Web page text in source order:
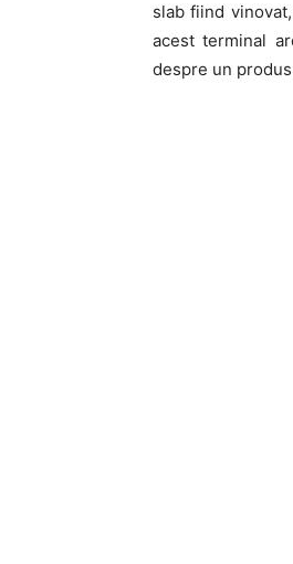
slab fiind
acest terminal
despre un